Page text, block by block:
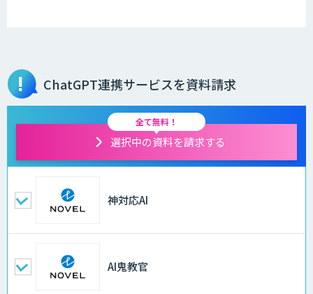
ChatGPT連携サービスを資料請求
全て無料！
選択中の資料を請求する
神対応AI
AI鬼教官